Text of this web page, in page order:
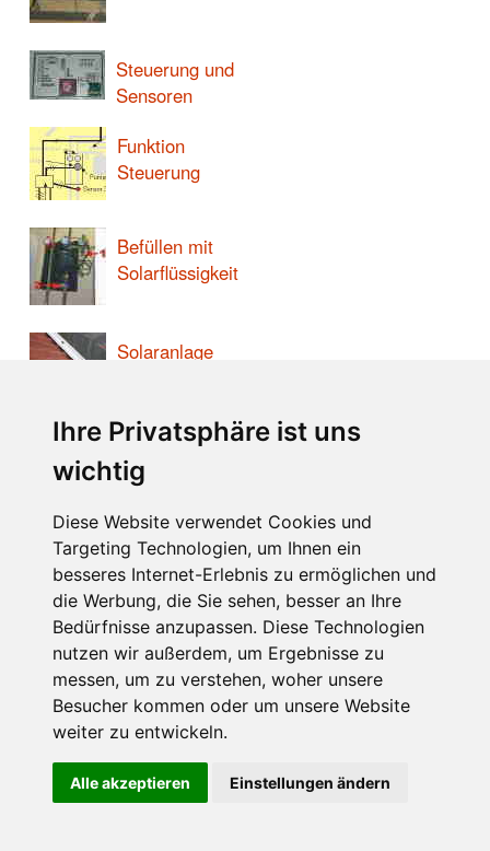
Ihre Privatsphäre ist uns
wichtig
Diese Website verwendet Cookies und
Targeting Technologien, um Ihnen ein
besseres Internet-Erlebnis zu ermöglichen und
die Werbung, die Sie sehen, besser an Ihre
Bedürfnisse anzupassen. Diese Technologien
nutzen wir außerdem, um Ergebnisse zu
messen, um zu verstehen, woher unsere
Besucher kommen oder um unsere Website
weiter zu entwickeln.
Alle akzeptieren Einstellungen ändern
Steuerung und
Sensoren
Funktion
Steuerung
Befüllen mit
Solarflüssigkeit
Solaranlage
Warmwasser
Holzheizung
LINKS:
Impressum
By Rolf Wacker